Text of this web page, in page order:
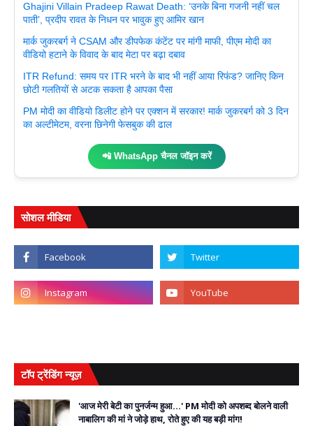
Ghajini Villain Pradeep Rawat Death: ‘उनके बिना गजनी नहीं चल
पाती’, प्रदीप रावत के निधन पर भावुक हुए आमिर खान
मार्क जुकरबर्ग ने CSAM और डीपफेक कंटेंट पर मांगी माफी, पीएम मोदी का
वीडियो हटाने के विवाद के बाद मेटा पर बढ़ा दबाव
ITR Refund: समय पर ITR भरने के बाद भी नहीं आया रिफंड? जानिए किन
छोटी गलतियों से अटक सकता है आपका पैसा
PM मोदी का वीडियो डिलीट होने पर एक्शन में सरकार! मार्क जुकरबर्ग को 3 दिन
का अल्टीमेटम, वरना छिनेगी फेसबुक की ढाल
📲 WhatsApp चैनल जॉइन करें
सोशल मीडिया
टॉप ट्रेंडिंग न्यूज़
'आज मेरी बेटी का पुनर्जन्म हुआ...' PM मोदी को अपशब्द बोलने वाली
नाबालिग की मां ने जोड़े हाथ, रोते हुए की यह बड़ी मांग!